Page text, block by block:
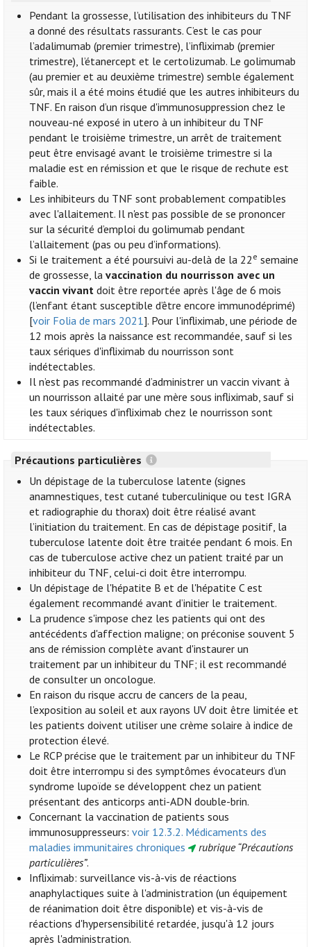
Pendant la grossesse, l’utilisation des inhibiteurs du TNF
a donné des résultats rassurants. C’est le cas pour
l’adalimumab (premier trimestre), l’infliximab (premier
trimestre), l’étanercept et le certolizumab. Le golimumab
(au premier et au deuxième trimestre) semble également
sûr, mais il a été moins étudié que les autres inhibiteurs du
TNF. En raison d’un risque d'immunosuppression chez le
nouveau-né exposé in utero à un inhibiteur du TNF
pendant le troisième trimestre, un arrêt de traitement
peut être envisagé avant le troisième trimestre si la
maladie est en rémission et que le risque de rechute est
faible.
Les inhibiteurs du TNF sont probablement compatibles
avec l'allaitement. Il n'est pas possible de se prononcer
sur la sécurité d’emploi du golimumab pendant
l’allaitement (pas ou peu d’informations).
Si le traitement a été poursuivi au-delà de la 22 e semaine
de grossesse, lavaccination du nourrisson avec un
vaccin vivant doit être reportée après l'âge de 6 mois
(l’enfant étant susceptible d’être encore immunodéprimé)
[voir Folia de mars 2021]. Pour l'infliximab, une période de
12 mois après la naissance est recommandée, sauf si les
taux sériques d'infliximab du nourrisson sont
indétectables.
Il n’est pas recommandé d’administrer un vaccin vivant à
un nourrisson allaité par une mère sous infliximab, sauf si
les taux sériques d'infliximab chez le nourrisson sont
indétectables.
Précautions particulières
Un dépistage de la tuberculose latente (signes
anamnestiques, test cutané tuberculinique ou test IGRA
et radiographie du thorax) doit être réalisé avant
l’initiation du traitement. En cas de dépistage positif, la
tuberculose latente doit être traitée pendant 6 mois. En
cas de tuberculose active chez un patient traité par un
inhibiteur du TNF, celui-ci doit être interrompu.
Un dépistage de l'hépatite B et de l'hépatite C est
également recommandé avant d’initier le traitement.
La prudence s'impose chez les patients qui ont des
antécédents d'affection maligne; on préconise souvent 5
ans de rémission complète avant d'instaurer un
traitement par un inhibiteur du TNF; il est recommandé
de consulter un oncologue.
En raison du risque accru de cancers de la peau,
l’exposition au soleil et aux rayons UV doit être limitée et
les patients doivent utiliser une crème solaire à indice de
protection élevé.
Le RCP précise que le traitement par un inhibiteur du TNF
doit être interrompu si des symptômes évocateurs d’un
syndrome lupoïde se développent chez un patient
présentant des anticorps anti-ADN double-brin.
Concernant la vaccination de patients sous
immunosuppresseurs:voir 12.3.2. Médicaments des
maladies immunitaires chroniques
rubrique “Précautions
particulières”.
Infliximab: surveillance vis-à-vis de réactions
anaphylactiques suite à l'administration (un équipement
de réanimation doit être disponible) et vis-à-vis de
réactions d'hypersensibilité retardée, jusqu'à 12 jours
après l'administration.